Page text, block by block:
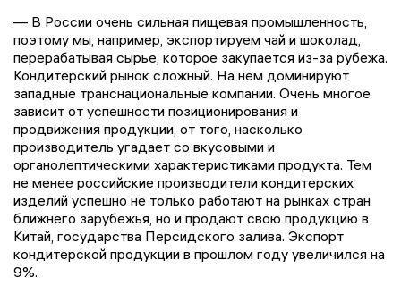
— В России очень сильная пищевая промышленность,
поэтому мы, например, экспортируем чай и шоколад,
перерабатывая сырье, которое закупается из-за рубежа.
Кондитерский рынок сложный. На нем доминируют
западные транснациональные компании. Очень многое
зависит от успешности позиционирования и
продвижения продукции, от того, насколько
производитель угадает со вкусовыми и
органолептическими характеристиками продукта. Тем
не менее российские производители кондитерских
изделий успешно не только работают на рынках стран
ближнего зарубежья, но и продают свою продукцию в
Китай, государства Персидского залива. Экспорт
кондитерской продукции в прошлом году увеличился на
9%.